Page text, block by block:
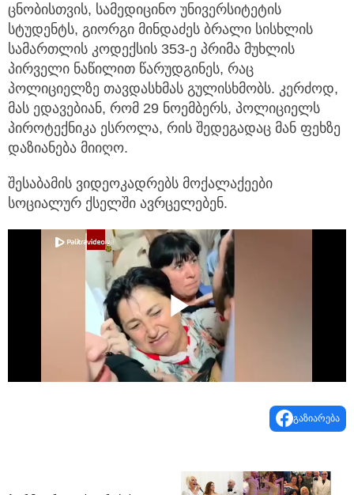
ცნობისთვის, სამედიცინო უნივერსიტეტის
სტუდენტს, გიორგი მინდაძეს ბრალი სისხლის
სამართლის კოდექსის 353-ე პრიმა მუხლის
პირველი ნაწილით წარუდგინეს, რაც
პოლიციელზე თავდასხმას გულისხმობს. კერძოდ,
მას ედავებიან, რომ 29 ნოემბერს, პოლიციელს
პიროტექნიკა ესროლა, რის შედეგადაც მან ფეხზე
დაზიანება მიიღო.
შესაბამის ვიდეოკადრებს მოქალაქეები
სოციალურ ქსელში ავრცელებენ.
Play
Video
გაზიარება